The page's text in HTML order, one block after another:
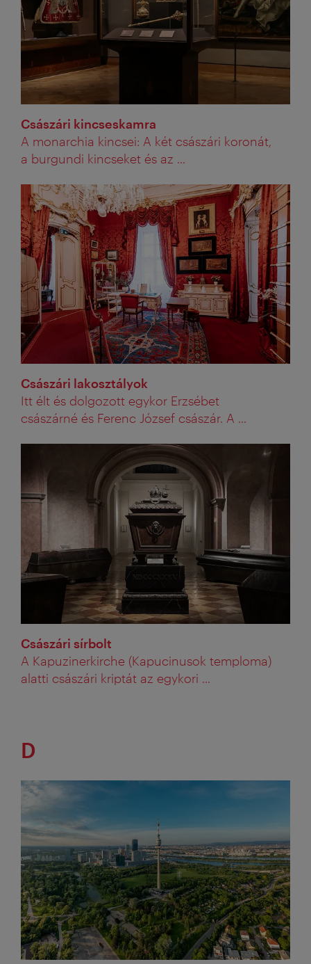
Császári kincseskamra
A monarchia kincsei: A két császári koronát,
a burgundi kincseket és az ...
Császári lakosztályok
Itt élt és dolgozott egykor Erzsébet
császárné és Ferenc József császár. A ...
Császári sírbolt
A Kapuzinerkirche (Kapucinusok temploma)
alatti császári kriptát az egykori ...
D